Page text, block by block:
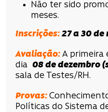
Não ter sido
meses.
Inscrições: 27 a 30 de
Avaliação: A primeira
dia 08 de dezembro
sala de Testes/RH.
Provas:
Políticas do Sistema